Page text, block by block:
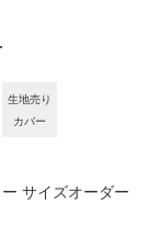
生地売り
カバー
サイズオーダー